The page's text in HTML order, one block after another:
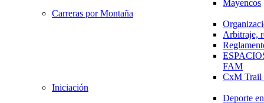
Mayencos
Carreras por Montaña
Arbitraje,
FAM
CxM
Iniciación
Deporte